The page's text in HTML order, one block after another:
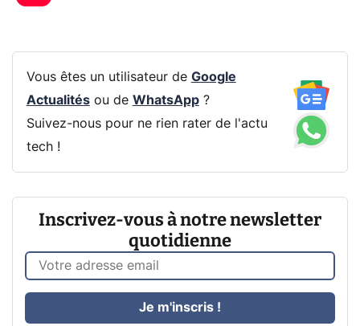
Vous êtes un utilisateur de Google
Actualitésou de WhatsApp?
Suivez-nous pour ne rien rater de l'actu
tech !
Inscrivez-vous à notre newsletter
quotidienne
Je m'inscris !